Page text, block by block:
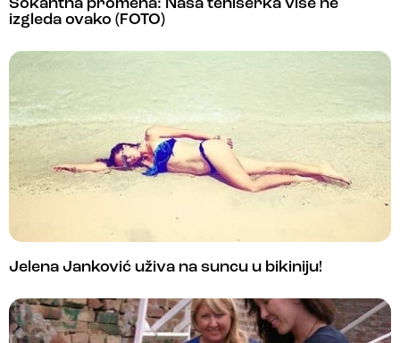
Šokantna promena: Naša teniserka više ne
izgleda ovako (FOTO)
Jelena Janković uživa na suncu u bikiniju!